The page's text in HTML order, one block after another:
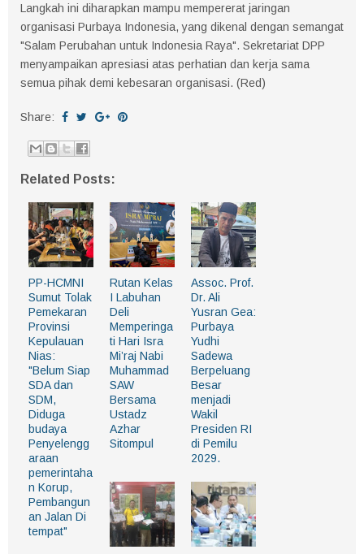
Langkah ini diharapkan mampu mempererat jaringan
organisasi Purbaya Indonesia, yang dikenal dengan semangat
"Salam Perubahan untuk Indonesia Raya". Sekretariat DPP
menyampaikan apresiasi atas perhatian dan kerja sama
semua pihak demi kebesaran organisasi. (Red)
Share:
Related Posts:
PP-HCMNI
Sumut Tolak
Pemekaran
Provinsi
Kepulauan
Nias:
"Belum Siap
SDA dan
SDM,
Diduga
budaya
Penyelengg
araan
pemerintaha
n Korup,
Pembangun
an Jalan Di
tempat"
Rutan Kelas
I Labuhan
Deli
Memperinga
ti Hari Isra
Mi’raj Nabi
Muhammad
SAW
Bersama
Ustadz
Azhar
Sitompul
Assoc. Prof.
Dr. Ali
Yusran Gea:
Purbaya
Yudhi
Sadewa
Berpeluang
Besar
menjadi
Wakil
Presiden RI
di Pemilu
2029.